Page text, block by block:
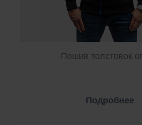
Пошив толстовок
Подробнее